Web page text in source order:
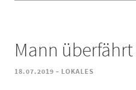
Mann
18.07.2019 - LOKALES